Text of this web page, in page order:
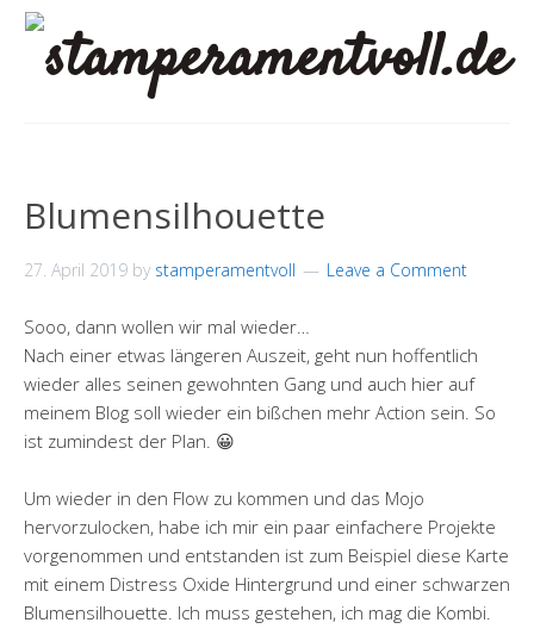
Blumensilhouette
27. April 2019 by stamperamentvoll Leave a Comment
Sooo, dann wollen wir mal wieder…
Nach einer etwas längeren Auszeit, geht nun hoffentlich
wieder alles seinen gewohnten Gang und auch hier auf
meinem Blog soll wieder ein bißchen mehr Action sein. So
ist zumindest der Plan. 😀
Um wieder in den Flow zu kommen und das Mojo
hervorzulocken, habe ich mir ein paar einfachere Projekte
vorgenommen und entstanden ist zum Beispiel diese Karte
mit einem Distress Oxide Hintergrund und einer schwarzen
Blumensilhouette. Ich muss gestehen, ich mag die Kombi.